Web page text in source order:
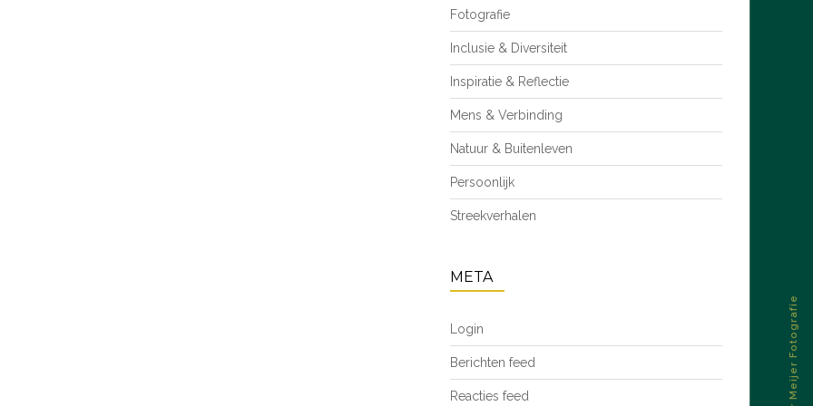
Fotografie
Inclusie & Diversiteit
Inspiratie & Reflectie
Mens & Verbinding
Natuur & Buitenleven
Persoonlijk
Streekverhalen
META
Login
Berichten feed
Reacties feed